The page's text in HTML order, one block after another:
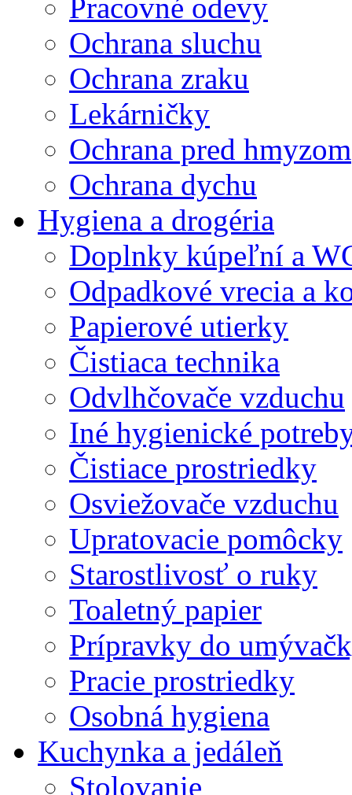
Pracovné odevy
Ochrana sluchu
Ochrana zraku
Lekárničky
Ochrana pred hmyzom
Ochrana dychu
Hygiena a drogéria
Doplnky kúpeľní a
Odpadkové vrecia a
Papierové utierky
Čistiaca technika
Odvlhčovače vzduchu
Iné hygienické
Čistiace prostriedky
Osviežovače vzduchu
Upratovacie pomôcky
Starostlivosť o ruky
Toaletný papier
Prípravky do
Pracie prostriedky
Osobná hygiena
Kuchynka a jedáleň
Stolovanie